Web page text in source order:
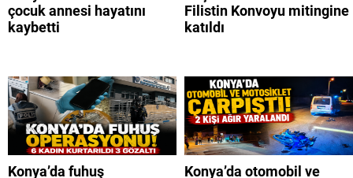
çocuk annesi hayatını
kaybetti
Filistin Konvoyu mitingine
katıldı
Konya’da fuhuş Konya’da otomobil ve